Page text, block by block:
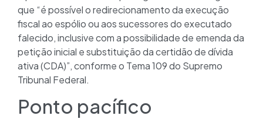
que “é possível o redirecionamento da execução
fiscal ao espólio ou aos sucessores do executado
falecido, inclusive com a possibilidade de emenda da
petição inicial e substituição da certidão de dívida
ativa (CDA)”, conforme o Tema 109 do Supremo
Tribunal Federal.
Ponto pacífico